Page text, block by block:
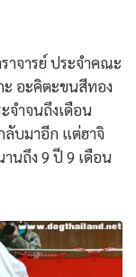
าจารย์ ประจำคณะ
ะ อะคิตะขนสีทอง
จำจนถึงเดือน
ลับมาอีก แต่ฮาจิ
นถึง 9 ปี 9 เดือน